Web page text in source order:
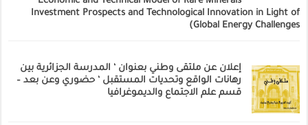
Investment Prospects and Technological Innovation in Light of
Global Energy Challenges)
إعلان عن ملتقى وطني بعنوان ‘ المدرسة الجزائرية بين
رهانات الواقع وتحديات المستقبل ‘ حضوري وعن بعد –
قسم علم الاجتماع والديموغرافيا